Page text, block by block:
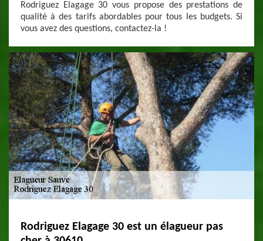
Rodriguez Elagage 30 vous propose des prestations de
qualité à des tarifs abordables pour tous les budgets. Si
vous avez des questions, contactez-la !
Rodriguez Elagage 30 est un élagueur pas